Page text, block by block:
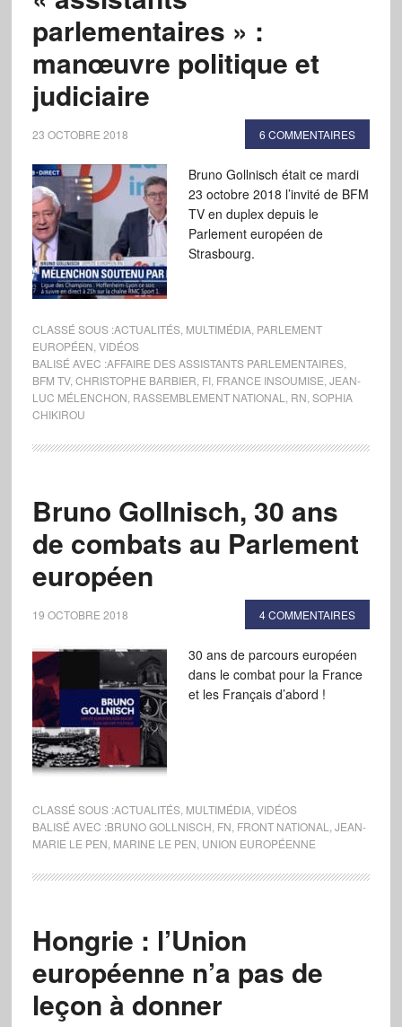
parlementaires » :
manœuvre politique et
judiciaire
23 OCTOBRE 2018 6 COMMENTAIRES
Bruno Gollnisch était ce mardi
23 octobre 2018 l’invité de BFM
TV en duplex depuis le
Parlement européen de
Strasbourg.
CLASSÉ SOUS :ACTUALITÉS, MULTIMÉDIA, PARLEMENT
EUROPÉEN VIDÉOS
BALISÉ AVEC :AFFAIRE DES ASSISTANTS PARLEMENTAIRES,
BFM TV, CHRISTOPHE BARBIER FI, FRANCE INSOUMISE JEAN-
LUC MÉLENCHON RASSEMBLEMENT NATIONAL RN SOPHIA
CHIKIROU
Bruno Gollnisch, 30 ans
de combats au Parlement
européen
19 OCTOBRE 2018 4 COMMENTAIRES
30 ans de parcours européen
dans le combat pour la France
et les Français d’abord !
CLASSÉ SOUS :ACTUALITÉS, MULTIMÉDIA, VIDÉOS
BALISÉ AVEC :BRUNO GOLLNISCH FN FRONT NATIONAL
JEAN-
MARIE LE PEN MARINE LE PEN UNION EUROPÉENNE
Hongrie : l’Union
européenne n’a pas de
leçon à donner